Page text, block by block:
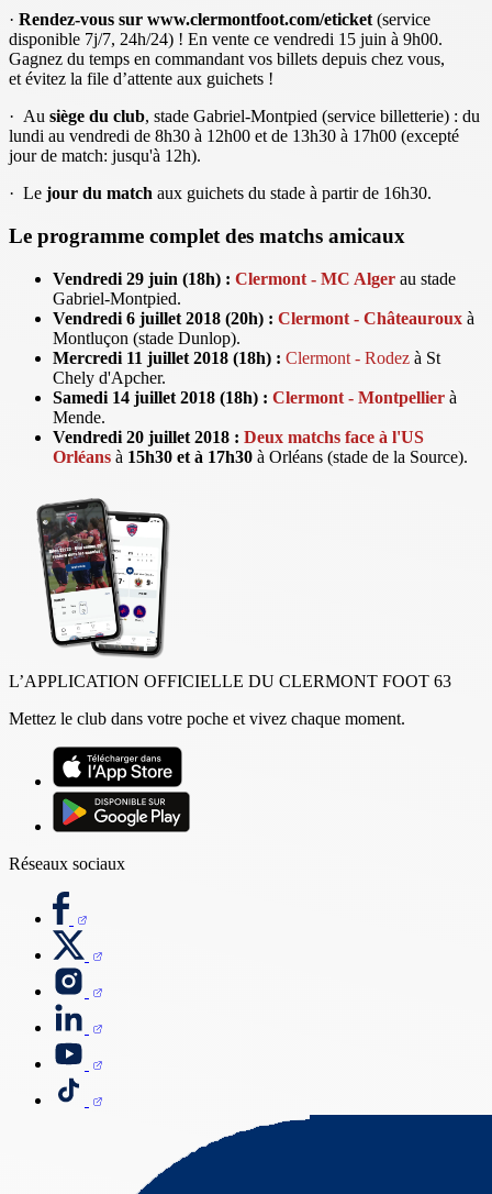
· Rendez-vous sur www.clermontfoot.com/eticket (service
disponible 7j/7, 24h/24) ! En vente ce vendredi 15 juin à 9h00.
Gagnez du temps en commandant vos billets depuis chez vous,
et évitez la file d’attente aux guichets !
· Au siège du club, stade Gabriel-Montpied (service billetterie) : du
lundi au vendredi de 8h30 à 12h00 et de 13h30 à 17h00 (excepté
jour de match: jusqu'à 12h).
· Le jour du match aux guichets du stade à partir de 16h30.
Le programme complet des matchs amicaux
Vendredi 29 juin (18h) : Clermont - MC Alger au stade
Gabriel-Montpied.
Vendredi 6 juillet 2018 (20h) : Clermont - Châteauroux à
Montluçon (stade Dunlop).
Mercredi 11 juillet 2018 (18h) : Clermont - Rodez à St
Chely d'Apcher.
Samedi 14 juillet 2018 (18h) : Clermont - Montpellier à
Mende.
Vendredi 20 juillet 2018 : Deux matchs face à l'US
Orléans à 15h30 et à 17h30 à Orléans (stade de la Source).
L’APPLICATION OFFICIELLE DU CLERMONT FOOT 63
Mettez le club dans votre poche et vivez chaque moment.
Réseaux sociaux